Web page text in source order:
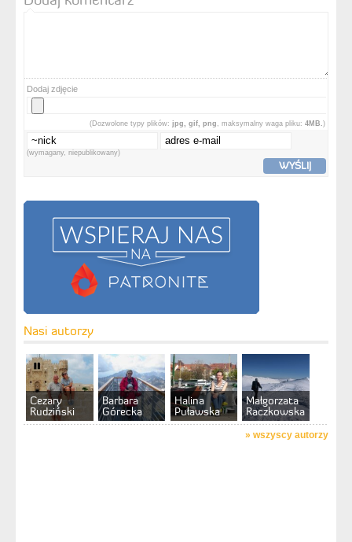
Dodaj zdjęcie
(Dozwolone typy plików: jpg, gif, png , maksymalny waga pliku: 4MB. )
(wymagany, niepublikowany)
WYŚLIJ
Nasi autorzy
Cezary
Rudziński
Barbara
Górecka
Halina
Puławska
Małgorzata
Raczkowska
» wszyscy autorzy